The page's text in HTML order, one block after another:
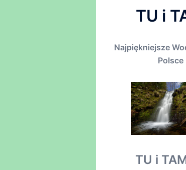
TU i
Najpiękniejsze
Polsce
TU i